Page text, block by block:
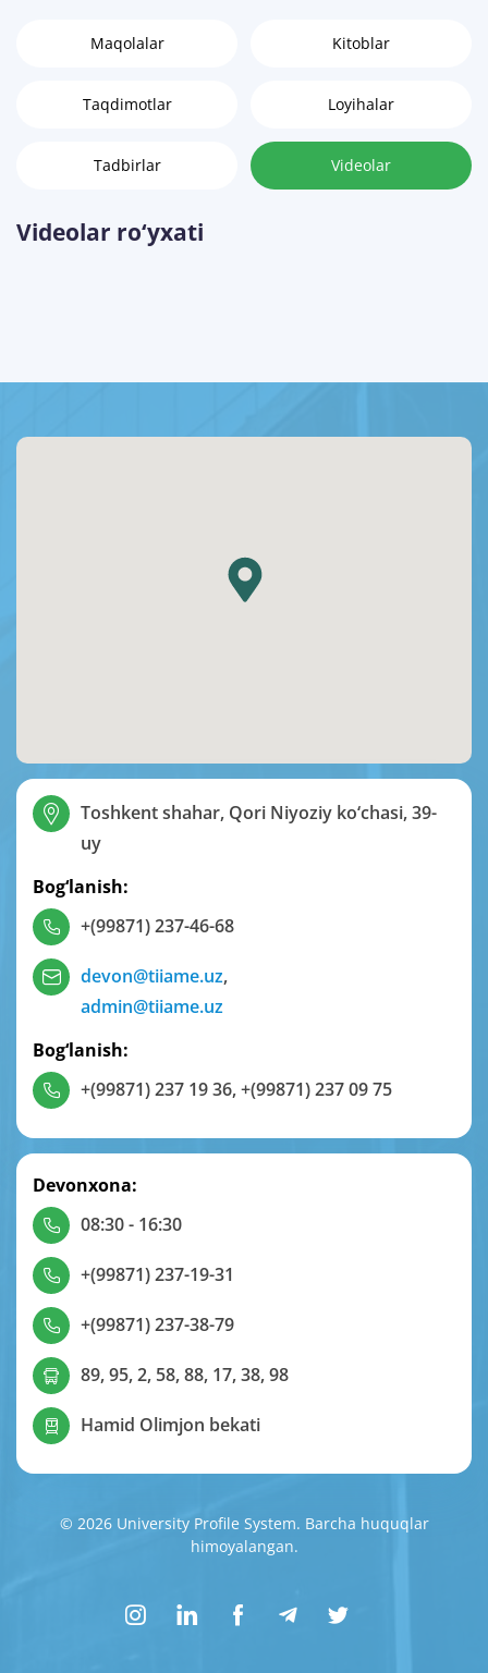
Maqolalar Kitoblar
Taqdimotlar Loyihalar
Tadbirlar Videolar
Videolar ro‘yxati
Toshkent shahar, Qori Niyoziy ko‘chasi, 39-
uy
Bog‘lanish:
+(99871) 237-46-68
devon@tiiame.uz,
admin@tiiame.uz
Bog‘lanish:
+(99871) 237 19 36,+(99871) 237 09 75
Devonxona:
08:30 - 16:30
+(99871) 237-19-31
+(99871) 237-38-79
89, 95, 2, 58, 88, 17, 38, 98
Hamid Olimjon bekati
© 2026 University Profile System. Barcha huquqlar
himoyalangan.